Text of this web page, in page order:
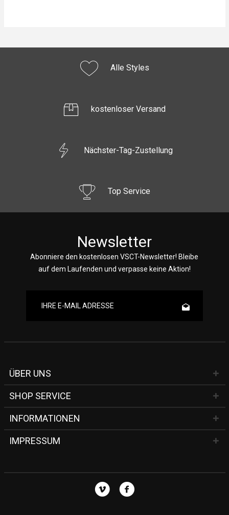
Alle Styles
kostenloser Versand
Nächster-Tag-Zustellung
Top Service
Newsletter
Abonniere den kostenlosen VSCT-Newsletter! Bleibe
auf dem Laufenden und verpasse keine Aktion!
ÜBER UNS
SHOP SERVICE
INFORMATIONEN
IMPRESSUM